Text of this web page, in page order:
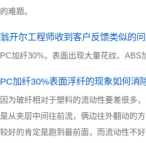
的难题。
翁开尔工程师收到客户反馈类似的问
PC加纤30%，表面出现大量花纹、ABS
PC加纤30%表面浮纤的现象如何消
因为玻纤相对于塑料的流动性要差很多
是从夹层中间往前流，俩边往外翻动的
较好的肯定是跑到最前面，而流动性不